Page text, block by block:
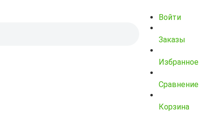
Войти
Заказы
Избранное
Сравнение
Корзина